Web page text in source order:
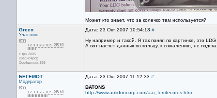
Может кто знает, что за колечко там используется?
Green
Участник
с дек 2005
Красноярск
Сообщений: 836
Дата: 23 Окт 2007 10:54:13 #
Ну например и такой. Я так понял по картинке, это
А вот насчет данных по кольцу, к сожалению, не
БЕГЕМОТ
Модератор
Дата: 23 Окт 2007 11:12:33 #
BATONS
http://www.amidoncorp.com/aai_ferritecores.htm